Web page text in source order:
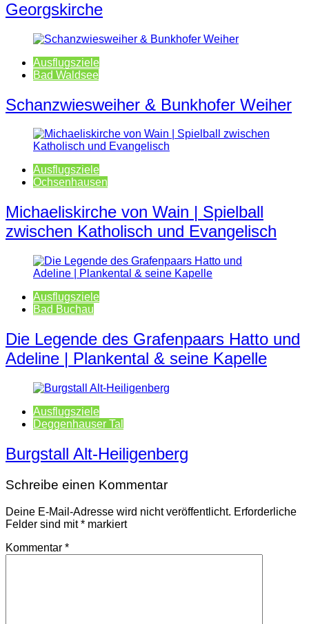
Georgskirche
Ausflugsziele
Bad Waldsee
Schanzwiesweiher & Bunkhofer Weiher
Ausflugsziele
Ochsenhausen
Michaeliskirche von Wain | Spielball
zwischen Katholisch und Evangelisch
Ausflugsziele
Bad Buchau
Die Legende des Grafenpaars Hatto und
Adeline | Plankental & seine Kapelle
Ausflugsziele
Deggenhauser Tal
Burgstall Alt-Heiligenberg
Schreibe einen Kommentar
Deine E-Mail-Adresse wird nicht veröffentlicht. Erforderliche
Felder sind mit* markiert
Kommentar *